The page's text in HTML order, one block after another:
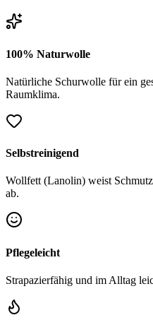
100% Naturwolle
Natürliche Schurwolle für ein
Raumklima.
Selbstreinigend
Wollfett (Lanolin) weist
ab.
Pflegeleicht
Strapazierfähig und im Alltag